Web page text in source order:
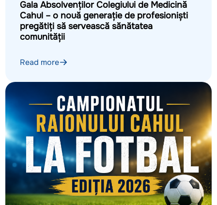
Gala Absolvenților Colegiului de Medicină
Cahul – o nouă generație de profesioniști
pregătiți să servească sănătatea
comunității
Read more